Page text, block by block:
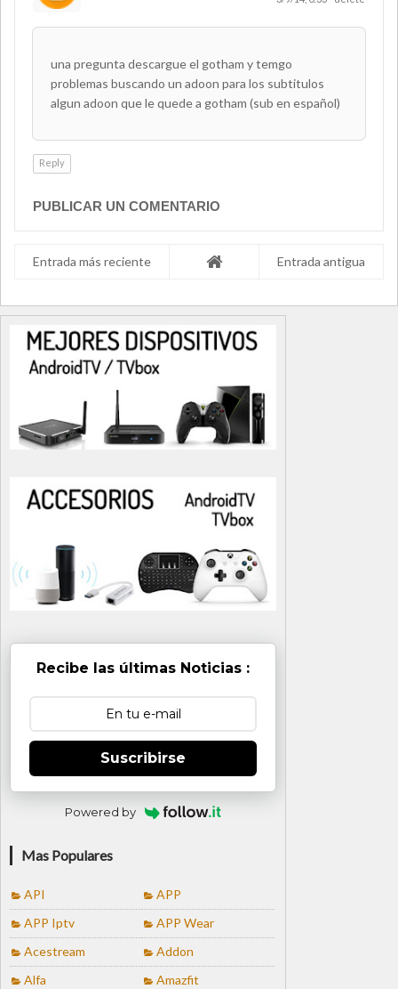
una pregunta descargue el gotham y temgo
problemas buscando un adoon para los subtitulos
algun adoon que le quede a gotham (sub en español)
Reply
PUBLICAR UN COMENTARIO
Entrada más reciente Entrada antigua
Recibe las últimas Noticias :
Suscribirse
Powered by
Mas Populares
API
APP
APP Iptv
APP Wear
Acestream
Addon
Alfa
Amazfit